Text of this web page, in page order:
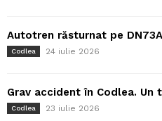
Autotren răsturnat pe
Codlea 24 iulie 2026
Grav accident în Codlea.
Codlea 23 iulie 2026